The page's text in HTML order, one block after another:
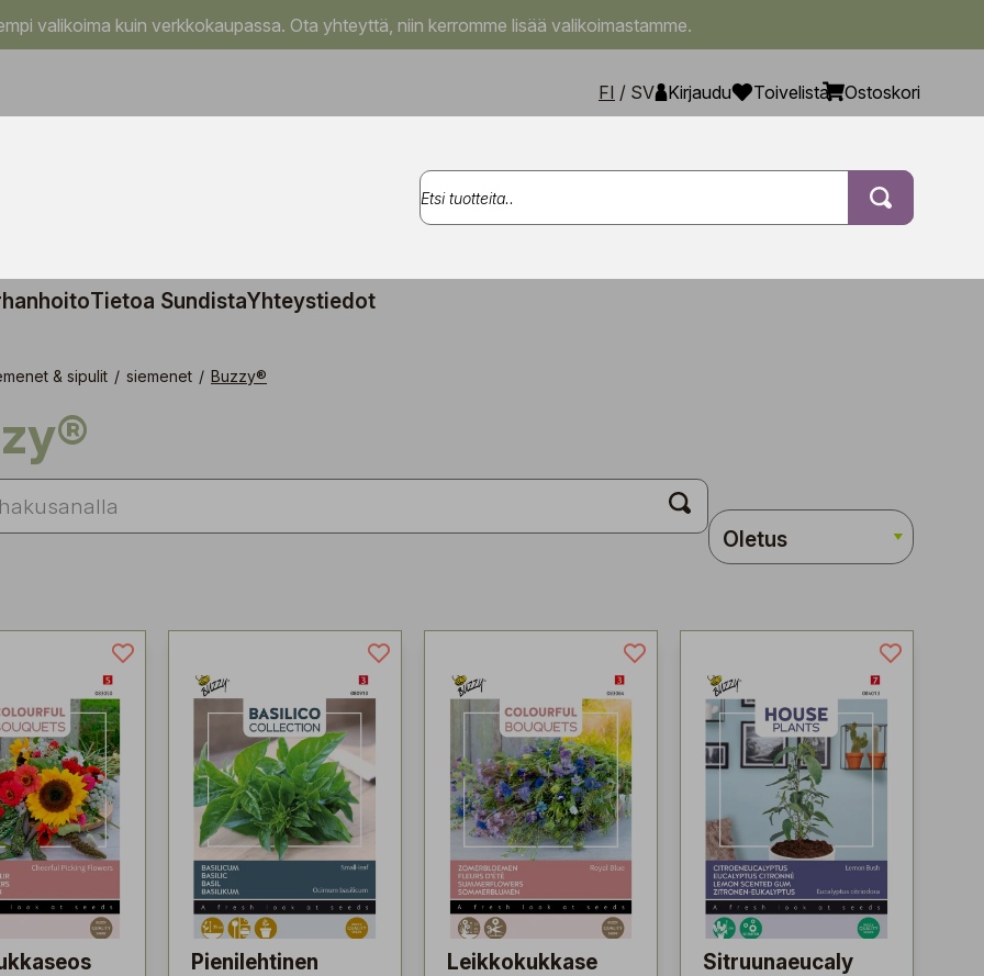
valikoima kuin verkkokaupassa. Ota yhteyttä, niin kerromme lisää valikoimastamme.
FI / SV Kirjaudu Toivelista Ostoskori
Tietoa SundistaYhteystiedot
& sipulit / siemenet / Buzzy®
Pienilehtinen
Leikkokukkase
Sitruunaeucaly